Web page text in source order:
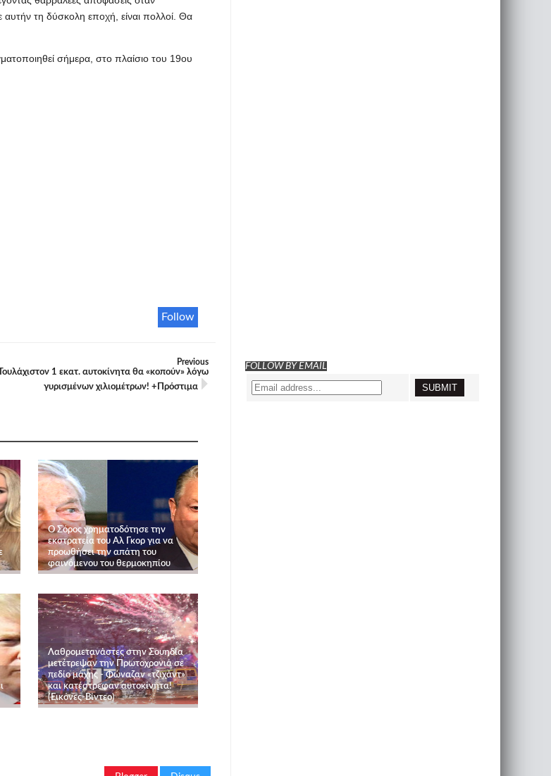
τη δύσκολη εποχή, είναι πολλοί. Θα
σήμερα, στο πλαίσιο του 19ου
Follow
Previous
1 εκατ. αυτοκίνητα θα «κοπούν» λόγω
γυρισμένων χιλιομέτρων! +Πρόστιμα
Ο Σόρος χρηματοδότησε την
εκστρατεία του Αλ Γκορ για να
προωθήσει την απάτη του
φαινόμενου του θερμοκηπίου
Λαθρομετανάστες στην Σουηδία
μετέτρεψαν την Πρωτοχρονιά σε
πεδίο μάχης - Φώναζαν «τζιχάντ»
και κατέστρεφαν αυτοκίνητα!
(Εικόνες-Βίντεο)
FOLLOW BY EMAIL